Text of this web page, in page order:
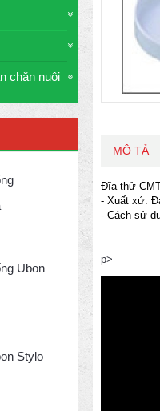
chăn nuôi
Ubon
Stylo
MÔ TẢ
Đĩa thử
- Xuất xứ:
- Cách sử
p>